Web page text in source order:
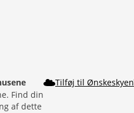
Find din
af dette
Tilføj til Ønskeskyen